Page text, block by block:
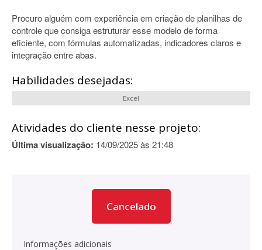
Procuro alguém com experiência em criação de planilhas de
controle que consiga estruturar esse modelo de forma
eficiente, com fórmulas automatizadas, indicadores claros e
integração entre abas.
Habilidades desejadas:
Excel
Atividades do cliente nesse projeto:
Última visualização: 14/09/2025 às 21:48
Cancelado
Informações adicionais